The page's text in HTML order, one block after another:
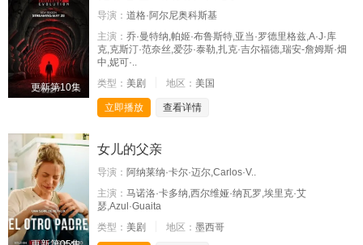
更新第10集
导演： 道格·阿尔尼奥科斯基
主演： 乔·曼特纳,帕姬·布鲁斯特,亚当·罗德里格兹,A·J·库
克,克斯汀·范奈丝,爱莎·泰勒,扎克·吉尔福德,瑞安-詹姆斯·畑
中,妮可·..
类型： 美剧 地区： 美国
立即播放 查看详情
女儿的父亲
导演： 阿纳莱纳·卡尔·迈尔,Carlos·V..
主演： 马诺洛·卡多纳,西尔维娅·纳瓦罗,埃里克·艾
瑟,Azul·Guaita
类型： 美剧 地区： 墨西哥